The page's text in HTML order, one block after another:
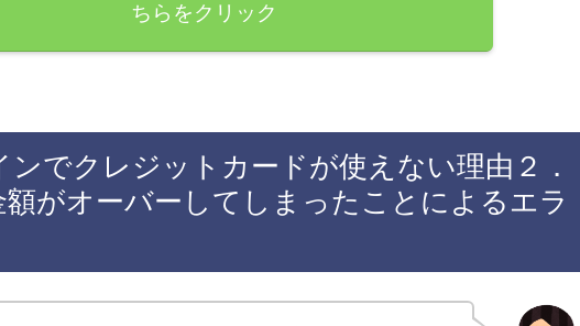
ちらをクリック
ンでクレジットカードが使えない理由２．
額がオーバーしてしまったことによるエラ